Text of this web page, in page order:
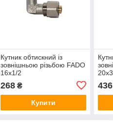
Кутник обтискний із
зовнішньою різьбою FADO
16х1/2
268₴
Купити
436